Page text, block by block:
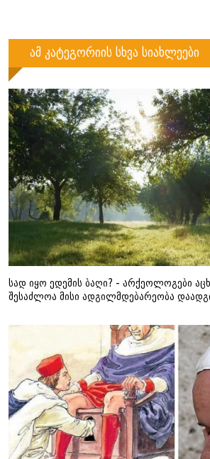
ამ კატეგორიის სხვა სიახლეები
სად იყო ედემის ბაღი? - არქეოლოგები
შესაძლოა მისი ადგილმდებარეობა